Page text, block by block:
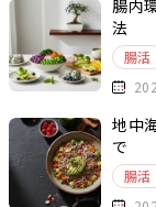
腸内
法
腸活
地中
で
腸活